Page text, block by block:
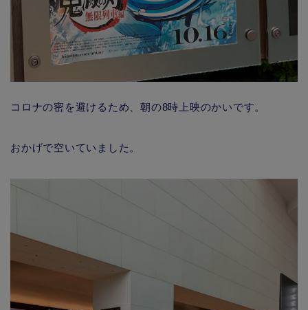
コロナの密を避けるため、朝の8時上映のかいです。
おかげで空いていました。